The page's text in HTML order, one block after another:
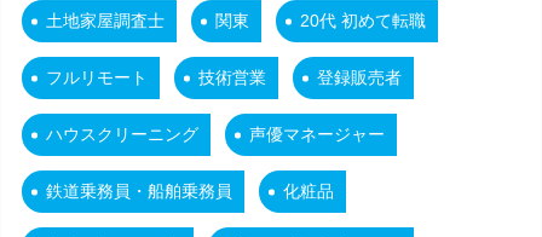
土地家屋調査士 関東 20代 初めて転職
フルリモート 技術営業 登録販売者
ハウスクリーニング 声優マネージャー
鉄道乗務員・船舶乗務員 化粧品